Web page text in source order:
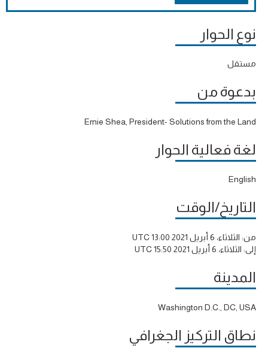
نوع الحوار
مستقل
بدعوة من
Ernie Shea, President- Solutions from the Land
لغة فعالية الحوار
English
التاريخ/الوقت
من: الثلاثاء، 6 أبريل 2021 13:00 UTC
إلى: الثلاثاء، 6 أبريل 2021 15:50 UTC
المدينة
Washington D.C., DC, USA
نطاق التركيز الجغرافي